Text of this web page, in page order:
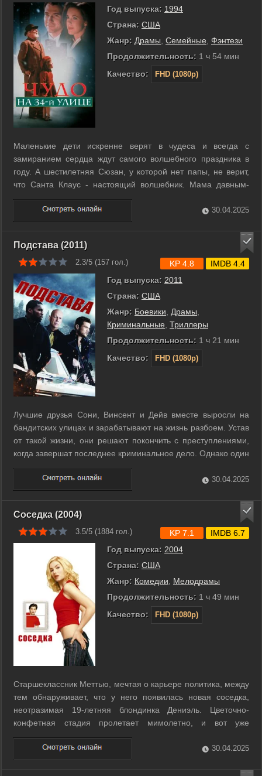
Год выпуска: 1994
Страна: США
Жанр: Драмы Семейные Фэнтези
Продолжительность: 1 ч 54 мин
Качество:
FHD (1080p)
Маленькие дети искренне верят в чудеса и всегда с
замиранием сердца ждут самого волшебного праздника в
году. А шестилетняя Сюзан, у которой нет папы, не верит,
что Санта Клаус - настоящий волшебник. Мама давным-
давно открыла девочке его «секрет». И хотя Сюзан, как и
все ребята, составляет свой Рождественский список для
Санты, она не рассчитывает ...
30.04.2025
Подстава (2011)
2.3/5 (157 гол.)
Год выпуска: 2011
Страна: США
Жанр: Боевики, Драмы,
Криминальные, Триллеры
Продолжительность: 1 ч 21 мин
Качество:
FHD (1080p)
KP 4.8 IMDB 4.4
Лучшие друзья Сони, Винсент и Дейв вместе выросли на
бандитских улицах и зарабатывают на жизнь разбоем. Устав
от такой жизни, они решают покончить с преступлениями,
когда завершат последнее криминальное дело. Однако один
из них решил прекратить преступный путь двоих других в
полном смысле слова. После удачного, но кровавого
похищения алмазов ...
30.04.2025
Соседка (2004)
3.5/5 (1884 гол.)
Год выпуска: 2004
Страна: США
Жанр: Комедии
Мелодрамы
Продолжительность: 1 ч 49 мин
Качество:
FHD (1080p)
KP 7.1 IMDB 6.7
Старшеклассник Меттью, мечтая о карьере политика, между
тем обнаруживает, что у него появилась новая соседка,
неотразимая 19-летняя блондинка Дениэль. Цветочно-
конфетная стадия пролетает мимолетно, и вот уже
ослепленной любовью Меттью уверен, что он нашел
женщину всей своей жизни. Каково же было его изумление,
когда он вместе со всем городом ...
30.04.2025